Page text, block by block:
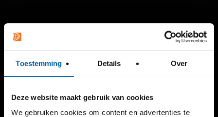
Toestemming Details Over
Deze website maakt gebruik van cookies
We gebruiken cookies om content en advertenties te